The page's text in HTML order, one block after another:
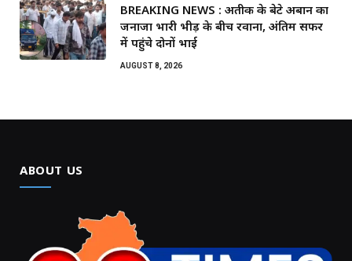
BREAKING NEWS : अतीक के बेटे अबान का
जनाजा भारी भीड़ के बीच रवाना, अंतिम सफर
में पहुंचे दोनों भाई
AUGUST 8, 2026
ABOUT US